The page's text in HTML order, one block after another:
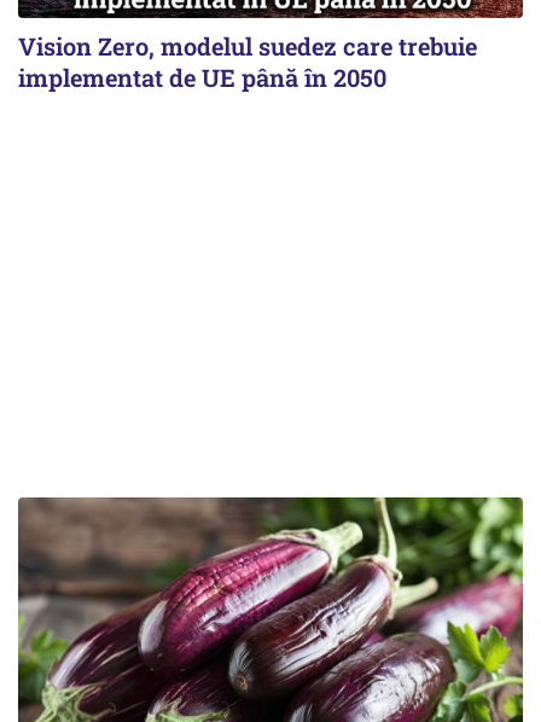
Vision Zero, modelul suedez care trebuie
implementat de UE până în 2050